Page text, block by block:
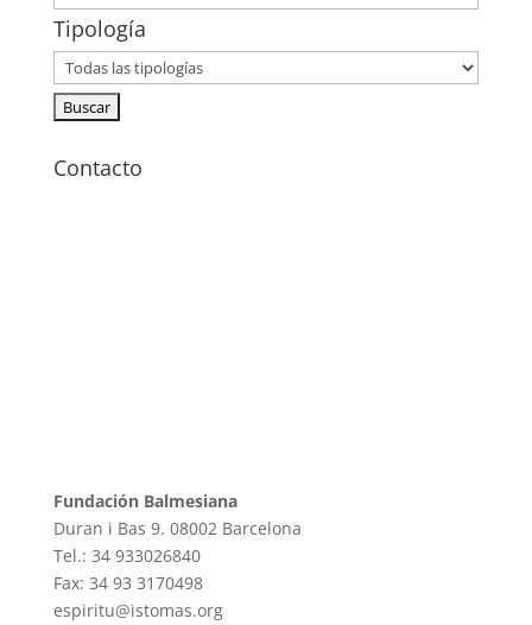
Tipología
Contacto
Fundación Balmesiana
Duran i Bas 9. 08002 Barcelona
Tel.: 34 933026840
Fax: 34 93 3170498
espiritu@istomas.org